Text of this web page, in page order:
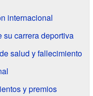
internacional
su carrera deportiva
salud y fallecimiento
y premios